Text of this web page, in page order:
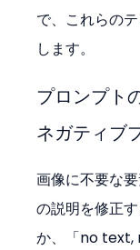
で、これらの
します。
プロンプト
ネガティブ
画像に不要な
の説明を修正
か、「no